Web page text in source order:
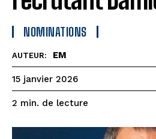
NOMINATIONS
AUTEUR: EM
15 janvier 2026
2 min. de lecture